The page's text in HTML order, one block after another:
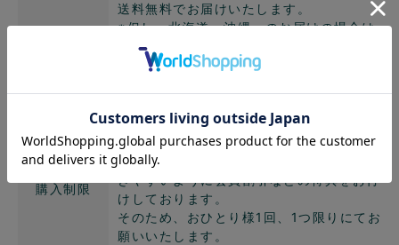
送料無料でお届けいたします。
※但し、北海道・沖縄へのお届けの場合は
送料無料対象外
北海道・沖縄への配送料1,650円のうち
購入制限
おひとり様1回、1つ限り
すべての方にお気軽にお得にお試しいただ
きやすいように会員割引などの特典をお付
けしております。
そのため、おひとり様1回、1つ限りにてお
願いいたします。